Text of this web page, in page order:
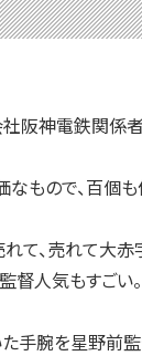
社阪神電鉄関係
ので、百個も
、売れて大赤
人気もすごい
手腕を星野前監